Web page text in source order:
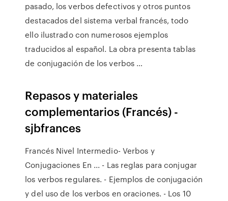
pasado, los verbos defectivos y otros puntos
destacados del sistema verbal francés, todo
ello ilustrado con numerosos ejemplos
traducidos al español. La obra presenta tablas
de conjugación de los verbos …
Repasos y materiales
complementarios (Francés) -
sjbfrances
Francés Nivel Intermedio- Verbos y
Conjugaciones En ... - Las reglas para conjugar
los verbos regulares. - Ejemplos de conjugación
y del uso de los verbos en oraciones. - Los 10